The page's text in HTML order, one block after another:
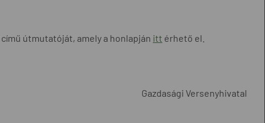
című útmutatóját, amely a honlapján itt érhető el.
Gazdasági Versenyhivatal